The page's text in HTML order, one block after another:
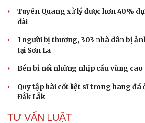
Tuyên Quang xử lý được hơn 40%
dài
1 người bị thương, 303 nhà dân bị
tại Sơn La
Bền bỉ nối những nhịp cầu vùng cao
Quy tập hài cốt liệt sĩ trong hang đá
Đắk Lắk
TƯ VẤN LUẬT